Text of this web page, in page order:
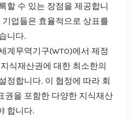
할 수 있는 장점을 제공합니
기업들은 효율적으로 상표를
니다.
계무역기구(WTO)에서 제정
식재산권에 대한 최소한의
정합니다. 이 협정에 따라 회
권을 포함한 다양한 지식재산
합니다.